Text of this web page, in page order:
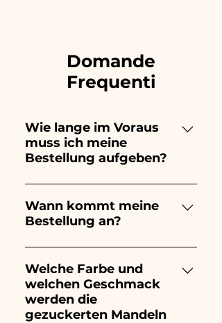
Domande
Frequenti
Wie lange im Voraus
muss ich meine
Bestellung aufgeben?
Ceramiche Ania kreiert und
bemalt vollständig von Hand,
daher dauert ihre Herstellung
der Menge ab. Wir empfehlen
daher, Ihre Bestellung immer
1/2 Monate vor Ihrer
Veranstaltung aufzugeben.
Wann kommt meine
Bestellung an?
Der Eingang der Bestellung ist
10/15 Tage vor der
Veranstaltung garantiert.
Welche Farbe und
welchen Geschmack
werden die
gezuckerten Mandeln